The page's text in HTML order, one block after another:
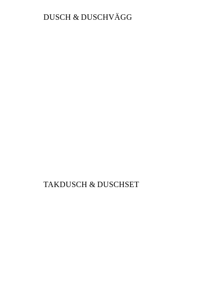
DUSCH & DUSCHVÄGG
TAKDUSCH & DUSCHSET